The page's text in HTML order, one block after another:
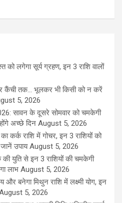
लगेगा सूर्य ग्रहण, इन 3 राशि वालों
तक... भूलकर भी किसी को न करें
5, 2026
सावन के दूसरे सोमवार को चमकेगी
अच्छे दिन August 5, 2026
राशि में गोचर, इन 3 राशियों को
उपाय August 5, 2026
युति से इन 3 राशियों की चमकेगी
लाभ August 5, 2026
बनेगा मिथुन राशि में लक्ष्मी योग, इन
5, 2026